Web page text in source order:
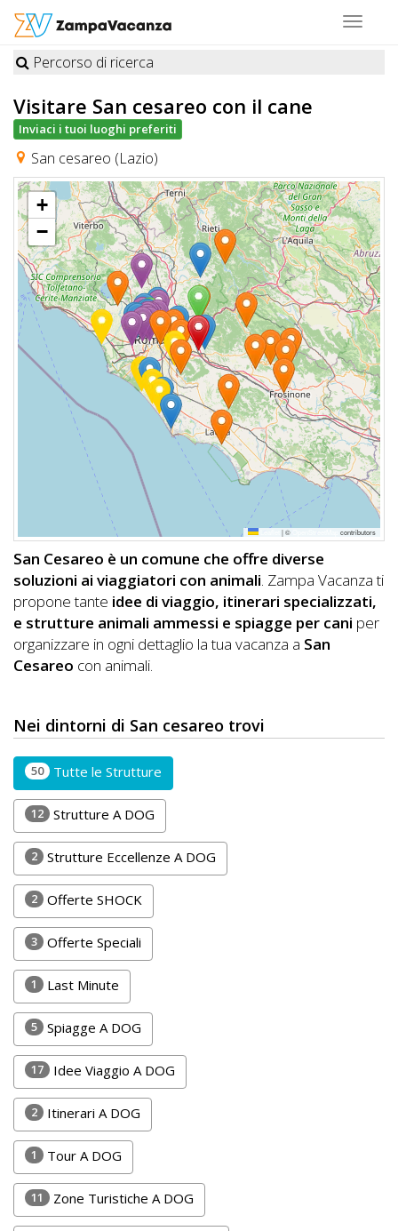
Toggle
STRUTTURE
A
DOG
LUOGHI
A
DOG
OFFERTE
A
DOG
DOG
CHIEDI
CODICE
SCONTO
Video
Tutorial
Lavora
con
Noi
Inserisci
Attività
Accedi
Registrati
Percorso di ricerca
Visitare San cesareo con il cane
Inviaci i tuoi luoghi preferiti
San cesareo (Lazio)
+
−
|© contributors
San Cesareo è un comune che offre diverse
soluzioni ai viaggiatori con animali. Zampa Vacanza ti
propone tante idee di viaggio, itinerari specializzati,
e strutture animali ammessi e spiagge per cani per
organizzare in ogni dettaglio la tua vacanza a San
Cesareo con animali.
Nei dintorni di San cesareo trovi
50 Tutte le Strutture
12 Strutture A DOG
2 Strutture Eccellenze A DOG
2 Offerte SHOCK
3 Offerte Speciali
1 Last Minute
5 Spiagge A DOG
17 Idee Viaggio A DOG
2 Itinerari A DOG
1 Tour A DOG
11 Zone Turistiche A DOG